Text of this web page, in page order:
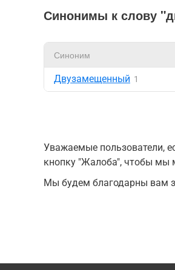
Синонимы к слову
Синоним
Двузамещенный 1
Уважаемые пользователи,
кнопку "Жалоба", чтобы мы
Мы будем благодарны вам